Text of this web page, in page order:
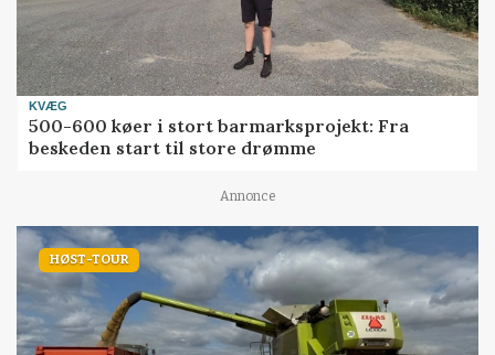
KVÆG
500-600 køer i stort barmarksprojekt: Fra
beskeden start til store drømme
Annonce
HØST-TOUR